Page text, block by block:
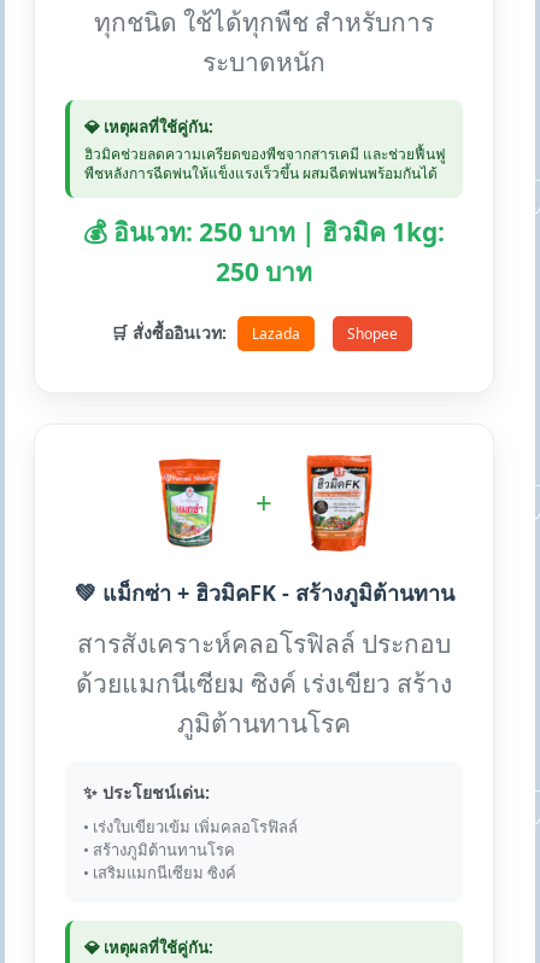
ทุกชนิด ใช้ได้ทุกพืช สำหรับการ
ระบาดหนัก
💎 เหตุผลที่ใช้คู่กัน:
ฮิวมิคช่วยลดความเครียดของพืชจากสารเคมี และช่วยฟื้นฟู
พืชหลังการฉีดพ่นให้แข็งแรงเร็วขึ้น ผสมฉีดพ่นพร้อมกันได้
💰 อินเวท: 250 บาท | ฮิวมิค 1kg:
250 บาท
🛒 สั่งซื้ออินเวท: Lazada Shopee
+
💚 แม็กซ่า + ฮิวมิคFK - สร้างภูมิต้านทาน
สารสังเคราะห์คลอโรฟิลล์ ประกอบ
ด้วยแมกนีเซียม ซิงค์ เร่งเขียว สร้าง
ภูมิต้านทานโรค
✨ ประโยชน์เด่น:
• เร่งใบเขียวเข้ม เพิ่มคลอโรฟิลล์
• สร้างภูมิต้านทานโรค
• เสริมแมกนีเซียม ซิงค์
💎 เหตุผลที่ใช้คู่กัน: